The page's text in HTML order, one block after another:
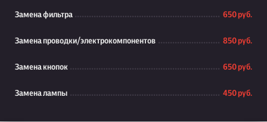
Замена фильтра 650 руб.
Замена проводки/электрокомпонентов 850 руб.
Замена кнопок 650 руб.
Замена лампы 450 руб.